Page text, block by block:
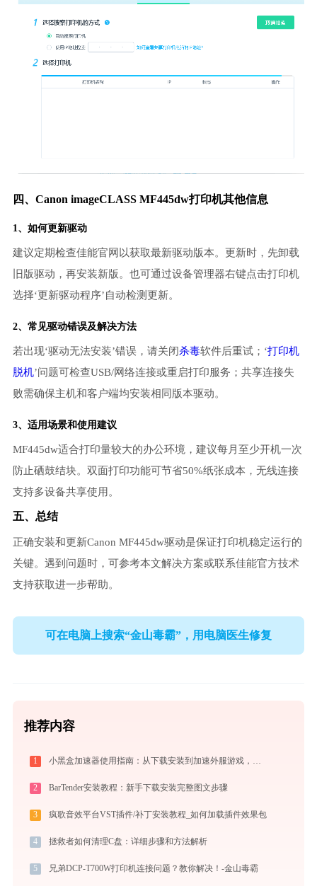
四、Canon imageCLASS MF445dw打印机其他信息
1、如何更新驱动
建议定期检查佳能官网以获取最新驱动版本。更新时，先卸载
旧版驱动，再安装新版。也可通过设备管理器右键点击打印机
选择‘更新驱动程序’自动检测更新。
2、常见驱动错误及解决方法
若出现‘驱动无法安装’错误，请关闭杀毒软件后重试；‘打印机
脱机’问题可检查USB/网络连接或重启打印服务；共享连接失
败需确保主机和客户端均安装相同版本驱动。
3、适用场景和使用建议
MF445dw适合打印量较大的办公环境，建议每月至少开机一次
防止硒鼓结块。双面打印功能可节省50%纸张成本，无线连接
支持多设备共享使用。
五、总结
正确安装和更新Canon MF445dw驱动是保证打印机稳定运行的
关键。遇到问题时，可参考本文解决方案或联系佳能官方技术
支持获取进一步帮助。
可在电脑上搜索“金山毒霸”，用电脑医生修复
推荐内容
1 小黑盒加速器使用指南：从下载安装到加速外服游戏，免费版够用吗
2 BarTender安装教程：新手下载安装完整图文步骤
3 疯歌音效平台VST插件/补丁安装教程_如何加载插件效果包
4 拯救者如何清理C盘：详细步骤和方法解析
5 兄弟DCP-T700W打印机连接问题？教你解决！-金山毒霸